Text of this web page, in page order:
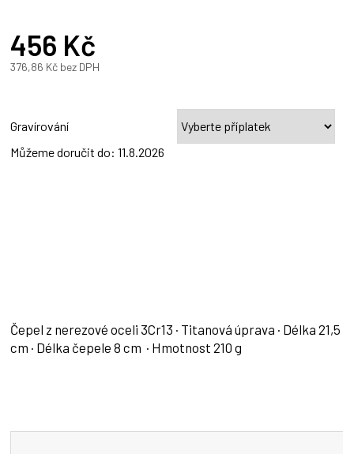
456 Kč
376,86 Kč bez DPH
Gravírování
Můžeme doručit do: 11.8.2026
Čepel z nerezové oceli 3Cr13 · Titanová úprava · Délka 21,5
cm · Délka čepele 8 cm · Hmotnost 210 g